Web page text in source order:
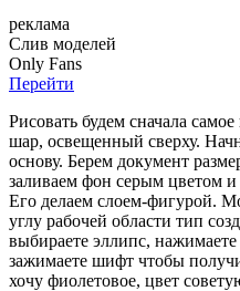
реклама
Слив моделей
Only Fans
Перейти
Рисовать будем сначала
шар, освещенный сверху.
основу. Берем документ
заливаем фон серым цветом
Его делаем слоем-фигурой.
углу рабочей области тип
выбираете эллипс,
зажимаете шифт чтобы
хочу фиолетовое, цвет